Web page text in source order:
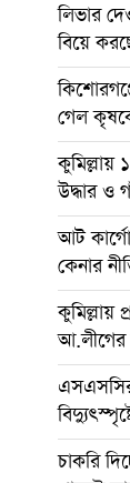
লিভার
বিয়ে
গেল
কুমিল্লায়
উদ্ধার ও
আট
কেনার
কুমিল্লায়
আ.লীগের
চাকরি